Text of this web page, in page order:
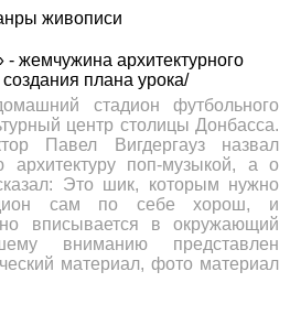
живописи
жемчужина архитектурного
плана урока/
стадион футбольного
центр столицы Донбасса.
Павел Вигдергауз назвал
архитектуру поп-музыкой, а о
Это шик, которым нужно
сам по себе хорош, и
вписывается в окружающий
вниманию представлен
материал, фото материал